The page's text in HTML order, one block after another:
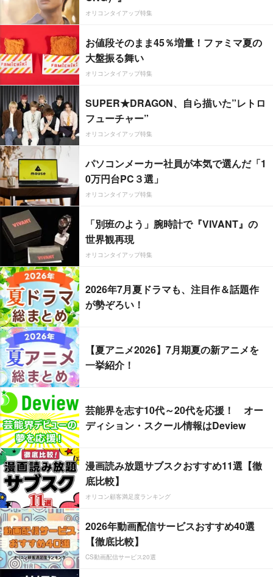
オリコンタイアップ特集
お値段そのまま45％増量！ファミマ夏の
大盤振る舞い
オリコンタイアップ特集
SUPER★DRAGON、自ら描いた”レトロ
フューチャー”
オリコンタイアップ特集
パソコンメーカー社員が本気で選んだ「1
0万円台PC３選」
オリコンタイアップ特集
「別班のよう」腕時計で『VIVANT』の
世界観再現
オリコンタイアップ特集
2026年7月夏ドラマも、注目作＆話題作
が勢ぞろい！
【夏アニメ2026】7月期夏の新アニメを
一挙紹介！
芸能界を志す10代～20代を応援！ オー
ディション・スクール情報はDeview
漫画読み放題サブスクおすすめ11選【徹
底比較】
オリコン顧客満足度ランキング
2026年動画配信サービスおすすめ40選
【徹底比較】
CS動画配信サービス20選